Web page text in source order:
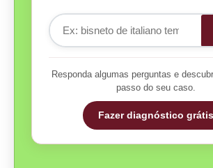
Responda algumas perguntas e
passo do seu caso.
Fazer diagnóstico grátis